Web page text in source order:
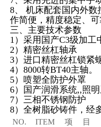
8、 机床配套国内外
作简便，精度稳定、可
三、 主要技术参数
1 ）采用国产C3级加工
2 ）精密丝杠轴承
3）进口精密丝杠锁紧
4）8000转BT40
5）喷塑
6）国产润滑系
7）三相不锈钢防护
8）全树脂砂铸件，经
NO.
ITEM 项 目